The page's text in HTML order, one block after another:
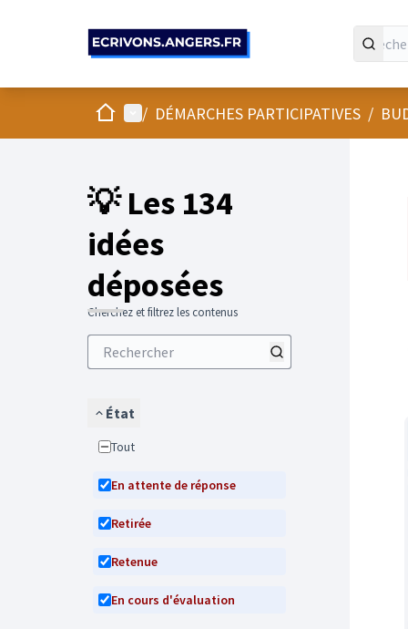
AccueilMenu principal
/ DÉMARCHES PARTICIPATIVES /
💡 Les 134
idées
déposées
Cherchez et filtrez les contenus
État
Tout
En attente de réponse
Retirée
Retenue
En cours d'évaluation